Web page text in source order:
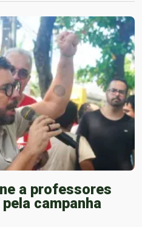
a professores
campanha